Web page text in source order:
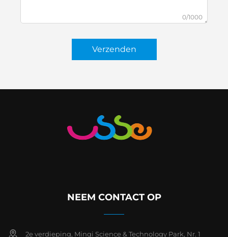
0/1000
Verzenden
NEEM CONTACT OP
2e verdieping, Minqi Science & Technology Park, Nr. 1